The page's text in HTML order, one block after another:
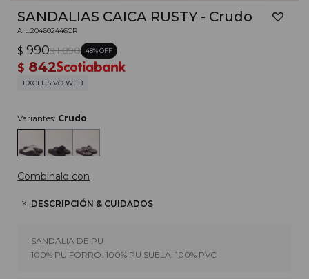
SANDALIAS CAICA RUSTY - Crudo
204602446CR
$ 990$ 1.890 48
$ 842
EXCLUSIVO WEB
Variantes: Crudo
Combinalo con
DESCRIPCIÓN & CUIDADOS
SANDALIA DE PU
100% PU FORRO: 100% PU SUELA: 100% PVC